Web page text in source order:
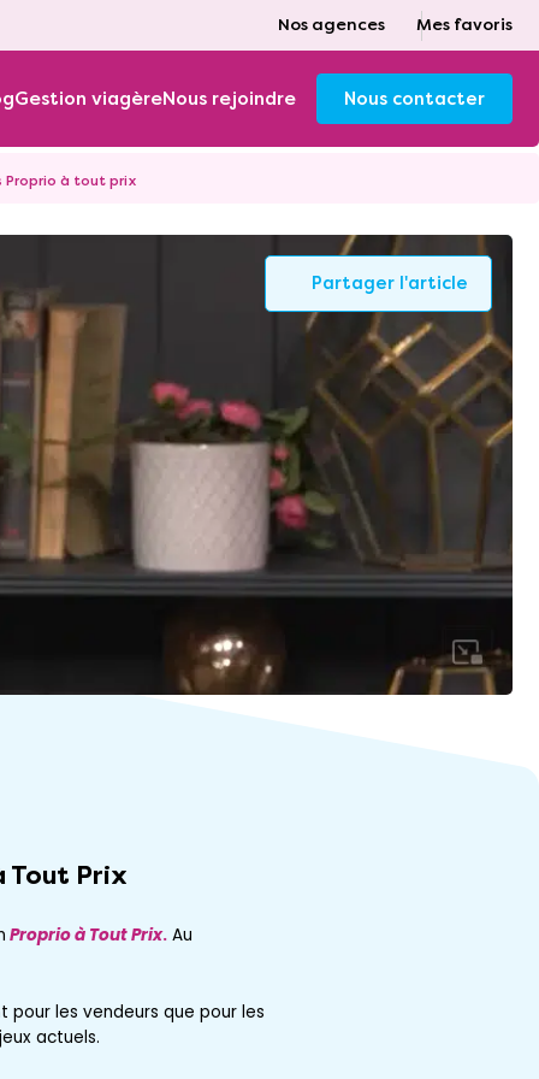
Nos agences Mes favoris
Gestion viagèreNous rejoindre Nous contacter
Proprio à tout prix
Partager l'article
Tout Prix
Proprio à Tout Prix. Au
les vendeurs que pour les
actuels.